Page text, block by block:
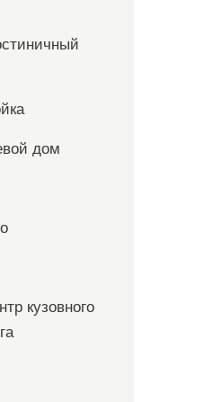
дом
кузовного